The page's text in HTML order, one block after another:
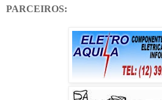
PARCEIROS: